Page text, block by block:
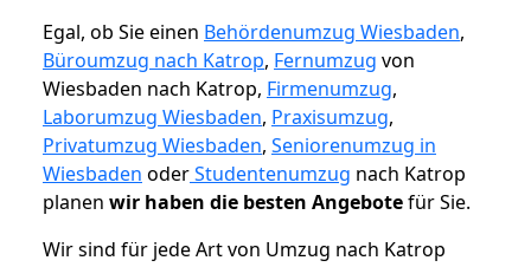
Egal, ob Sie einen Behördenumzug Wiesbaden,
Büroumzug nach Katrop, Fernumzug von
Wiesbaden nach Katrop, Firmenumzug,
Laborumzug Wiesbaden, Praxisumzug,
Privatumzug Wiesbaden, Seniorenumzug in
Wiesbaden oderStudentenumzug nach Katrop
planen wir haben die besten Angebotefür Sie.
Wir sind für jede Art von Umzug nach Katrop